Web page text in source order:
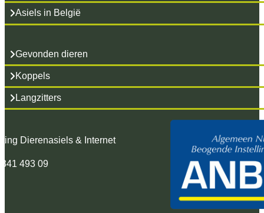
Asiels in België
Gevonden dieren
Koppels
Langzitters
Dierenasiels & Internet
493 09